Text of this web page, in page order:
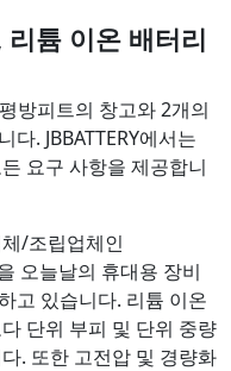
튬 이온 배터리
방피트의 창고와 2개의
. JBBATTERY에서는
요구 사항을 제공합니
/조립업체인
오늘날의 휴대용 장비
고 있습니다. 리튬 이온
단위 부피 및 단위 중량
. 또한 고전압 및 경량화